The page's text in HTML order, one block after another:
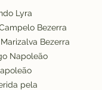
Lyra
Bezerra
Bezerra
Napoleão
pela